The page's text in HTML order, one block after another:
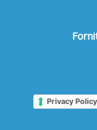
Privacy Policy